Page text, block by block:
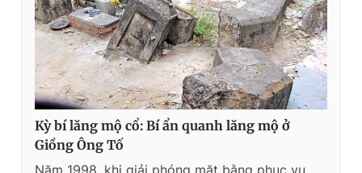
Kỳ bí lăng mộ cổ: Bí ẩn quanh lăng mộ ở
Giồng Ông Tố
Năm 1998, khi giải phóng mặt bằng phục vụ